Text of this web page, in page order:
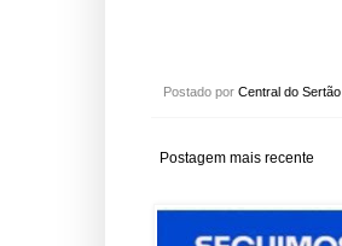
Postado por Central do Sertão
Postagem mais recente